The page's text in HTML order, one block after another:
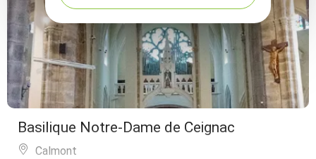
Basilique Notre-Dame de Ceignac
Calmont